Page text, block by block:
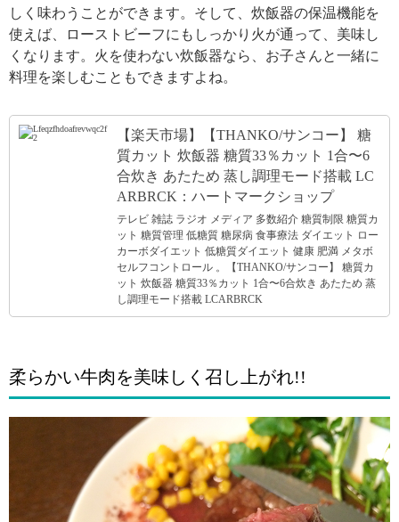
しく味わうことができます。そして、炊飯器の保温機能を
使えば、ローストビーフにもしっかり火が通って、美味し
くなります。火を使わない炊飯器なら、お子さんと一緒に
料理を楽しむこともできますよね。
【楽天市場】【THANKO/サンコー】 糖
質カット 炊飯器 糖質33％カット 1合〜6
合炊き あたため 蒸し調理モード搭載 LC
ARBRCK：ハートマークショップ
テレビ 雑誌 ラジオ メディア 多数紹介 糖質制限 糖質カ
ット 糖質管理 低糖質 糖尿病 食事療法 ダイエット ロー
カーボダイエット 低糖質ダイエット 健康 肥満 メタボ
セルフコントロール 。【THANKO/サンコー】 糖質カ
ット 炊飯器 糖質33％カット 1合〜6合炊き あたため 蒸
し調理モード搭載 LCARBRCK
柔らかい牛肉を美味しく召し上がれ!!